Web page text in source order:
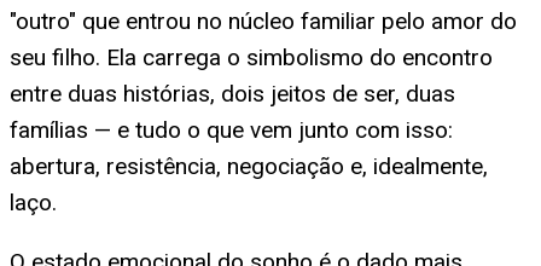
"outro" que entrou no núcleo familiar pelo amor do
seu filho. Ela carrega o simbolismo do encontro
entre duas histórias, dois jeitos de ser, duas
famílias — e tudo o que vem junto com isso:
abertura, resistência, negociação e, idealmente,
laço.